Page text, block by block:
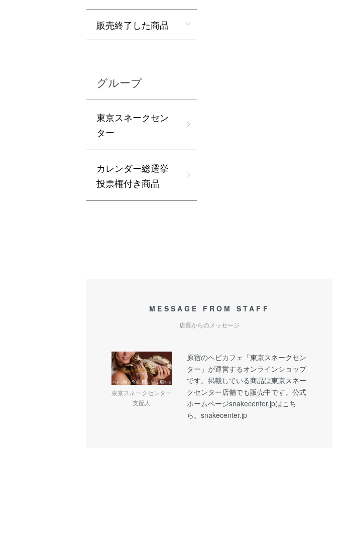
販売終了した商品
グループ
東京スネークセン
ター
カレンダー総選挙
投票権付き商品
MESSAGE FROM STAFF
店長からのメッセージ
東京スネークセンター
支配人
原宿のヘビカフェ「東京スネークセン
ター」が運営するオンラインショップ
です。掲載している商品は東京スネー
クセンター店舗でも販売中です。公式
ホームページsnakecenter.jpはこち
ら。 snakecenter.jp